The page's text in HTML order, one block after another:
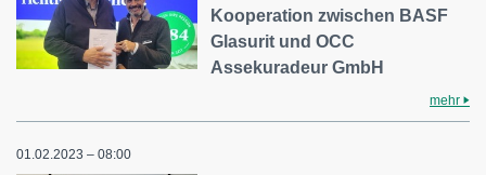
Kooperation zwischen BASF
Glasurit und OCC
Assekuradeur GmbH
mehr
01.02.2023 – 08:00